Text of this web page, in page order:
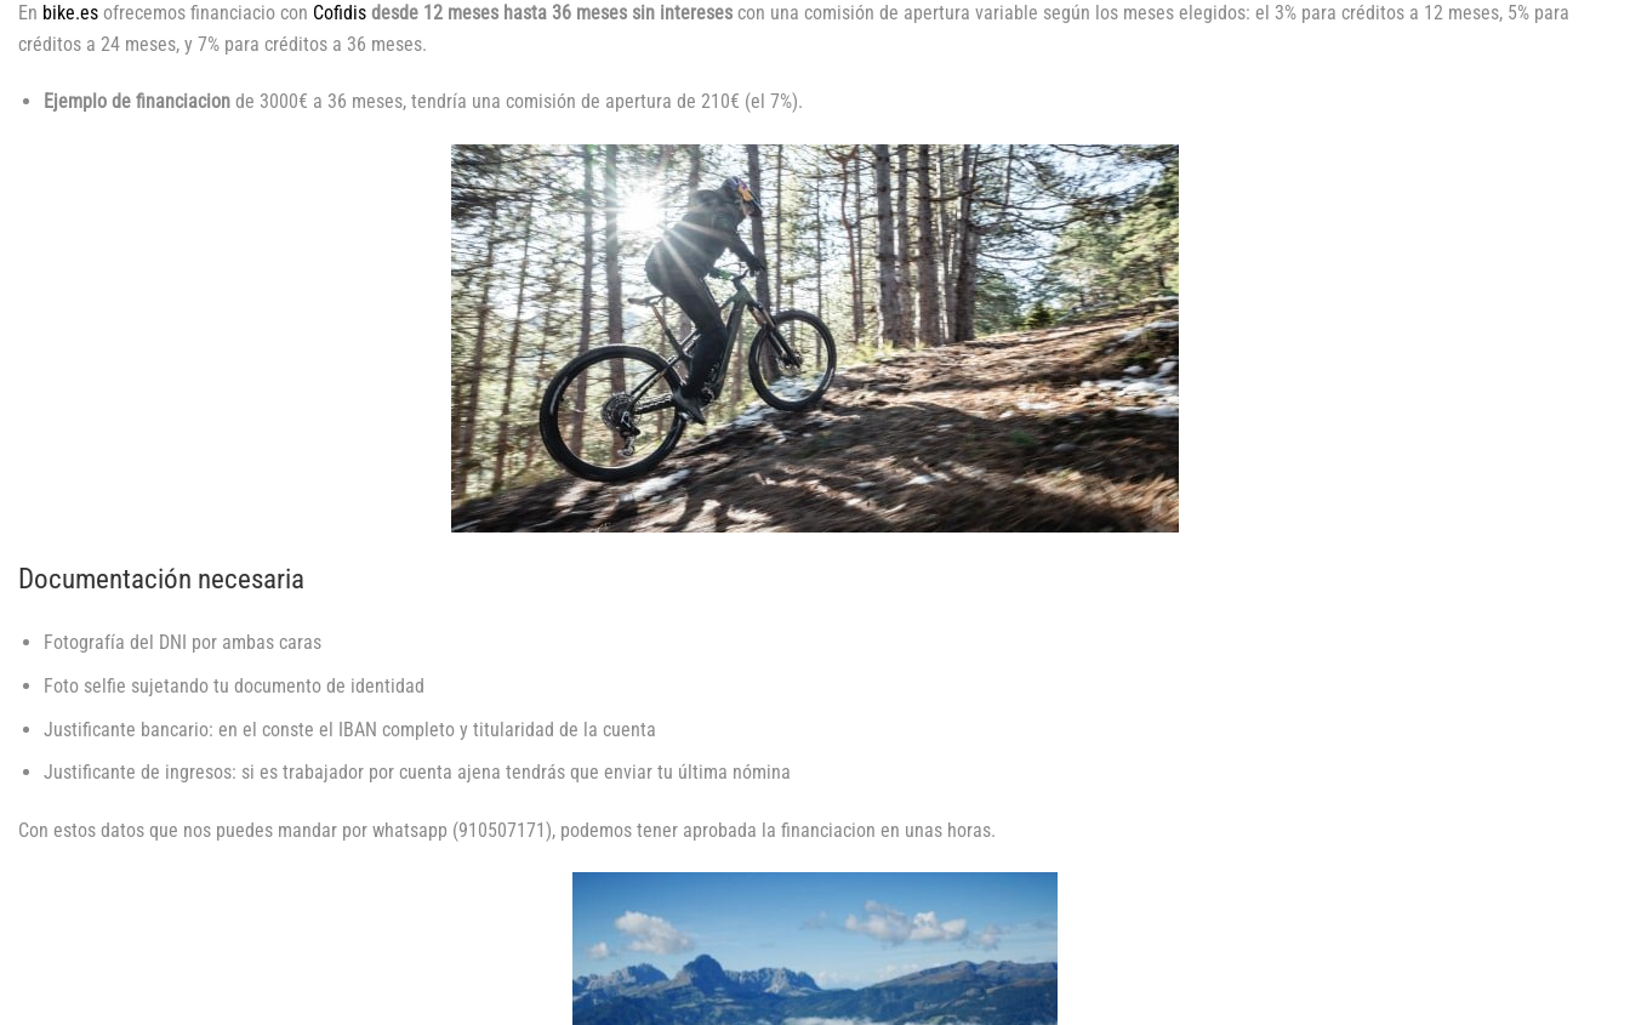
En bike.es ofrecemos financiacio con Cofidis desde 12 meses hasta 36 meses sin intereses con una comisión de apertura variable según los meses elegidos: el 3% para créditos a 12 meses, 5% para
créditos a 24 meses, y 7% para créditos a 36 meses.
Ejemplo de financiacion de 3000€ a 36 meses, tendría una comisión de apertura de 210€ (el 7%).
Documentación necesaria
Fotografía del DNI por ambas caras
Foto selfie sujetando tu documento de identidad
Justificante bancario: en el conste el IBAN completo y titularidad de la cuenta
Justificante de ingresos: si es trabajador por cuenta ajena tendrás que enviar tu última nómina
Con estos datos que nos puedes mandar por whatsapp (910507171), podemos tener aprobada la financiacion en unas horas.